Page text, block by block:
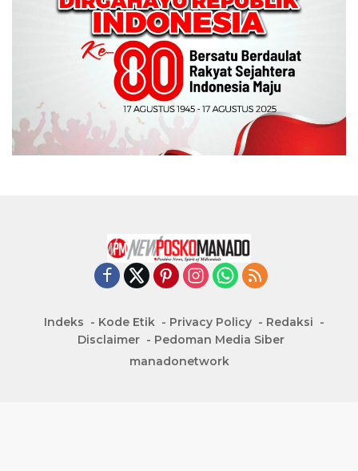
Indeks Kode Etik Privacy Policy
Redaksi
Disclaimer
Pedoman Media Siber
manadonetwork